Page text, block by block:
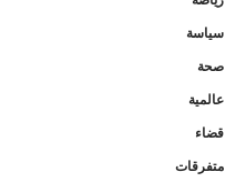
سياسة
صحة
عالمية
قضاء
متفرقات